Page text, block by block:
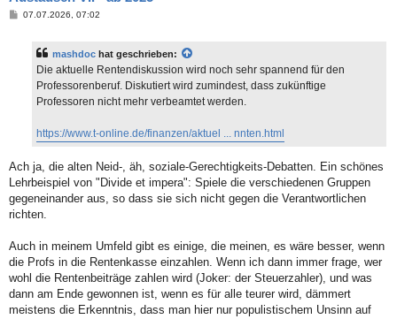
B07.07.2026, 07:02
mashdoc hat geschrieben:
Die aktuelle Rentendiskussion wird noch sehr spannend für den
Professorenberuf. Diskutiert wird zumindest, dass zukünftige
Professoren nicht mehr verbeamtet werden.
https://www.t-online.de/finanzen/aktuel ... nnten.html
Ach ja, die alten Neid-, äh, soziale-Gerechtigkeits-Debatten. Ein schönes
Lehrbeispiel von "Divide et impera": Spiele die verschiedenen Gruppen
gegeneinander aus, so dass sie sich nicht gegen die Verantwortlichen
richten.
Auch in meinem Umfeld gibt es einige, die meinen, es wäre besser, wenn
die Profs in die Rentenkasse einzahlen. Wenn ich dann immer frage, wer
wohl die Rentenbeiträge zahlen wird (Joker: der Steuerzahler), und was
dann am Ende gewonnen ist, wenn es für alle teurer wird, dämmert
meistens die Erkenntnis, dass man hier nur populistischem Unsinn auf